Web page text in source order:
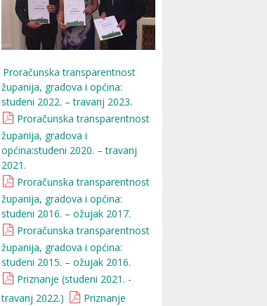
Proračunska transparentnost
županija, gradova i općina:
studeni 2022. – travanj 2023.
Proračunska transparentnost
županija, gradova i
općina:studeni 2020. – travanj
2021.
Proračunska transparentnost
županija, gradova i općina:
studeni 2016. – ožujak 2017.
Proračunska transparentnost
županija, gradova i općina:
studeni 2015. – ožujak 2016.
Priznanje (studeni 2021. -
travanj 2022.)
Priznanje